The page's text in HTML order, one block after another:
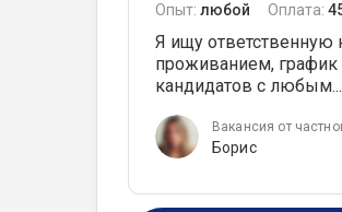
Опыт: любой Оплата:
Я ищу ответственную
проживанием,
кандидатов с любым...
Вакансия от
Борис